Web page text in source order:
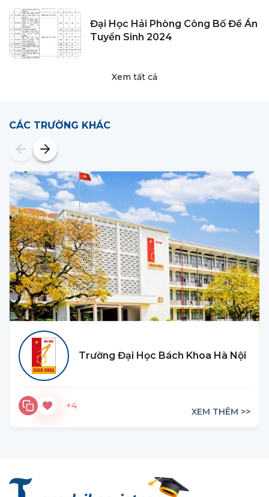
Đại Học Hải Phòng Công Bố Đề Án
Tuyển Sinh 2024
Xem tất cả
CÁC TRƯỜNG KHÁC
Trường Đại Học Bách Khoa Hà Nội
+4
XEM THÊM >>